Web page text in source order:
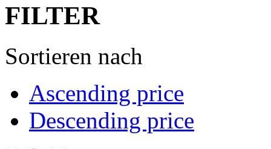
FILTER
Sortieren nach
Ascending price
Descending price